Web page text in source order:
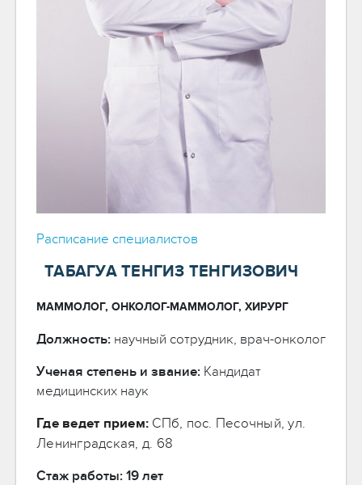
Расписание специалистов
ТАБАГУА ТЕНГИЗ ТЕНГИЗОВИЧ
МАММОЛОГ, ОНКОЛОГ-МАММОЛОГ, ХИРУРГ
Должность: научный сотрудник, врач-онколог
Ученая степень и звание: Кандидат
медицинских наук
Где ведет прием: СПб, пос. Песочный, ул.
Ленинградская, д. 68
Стаж работы: 19 лет